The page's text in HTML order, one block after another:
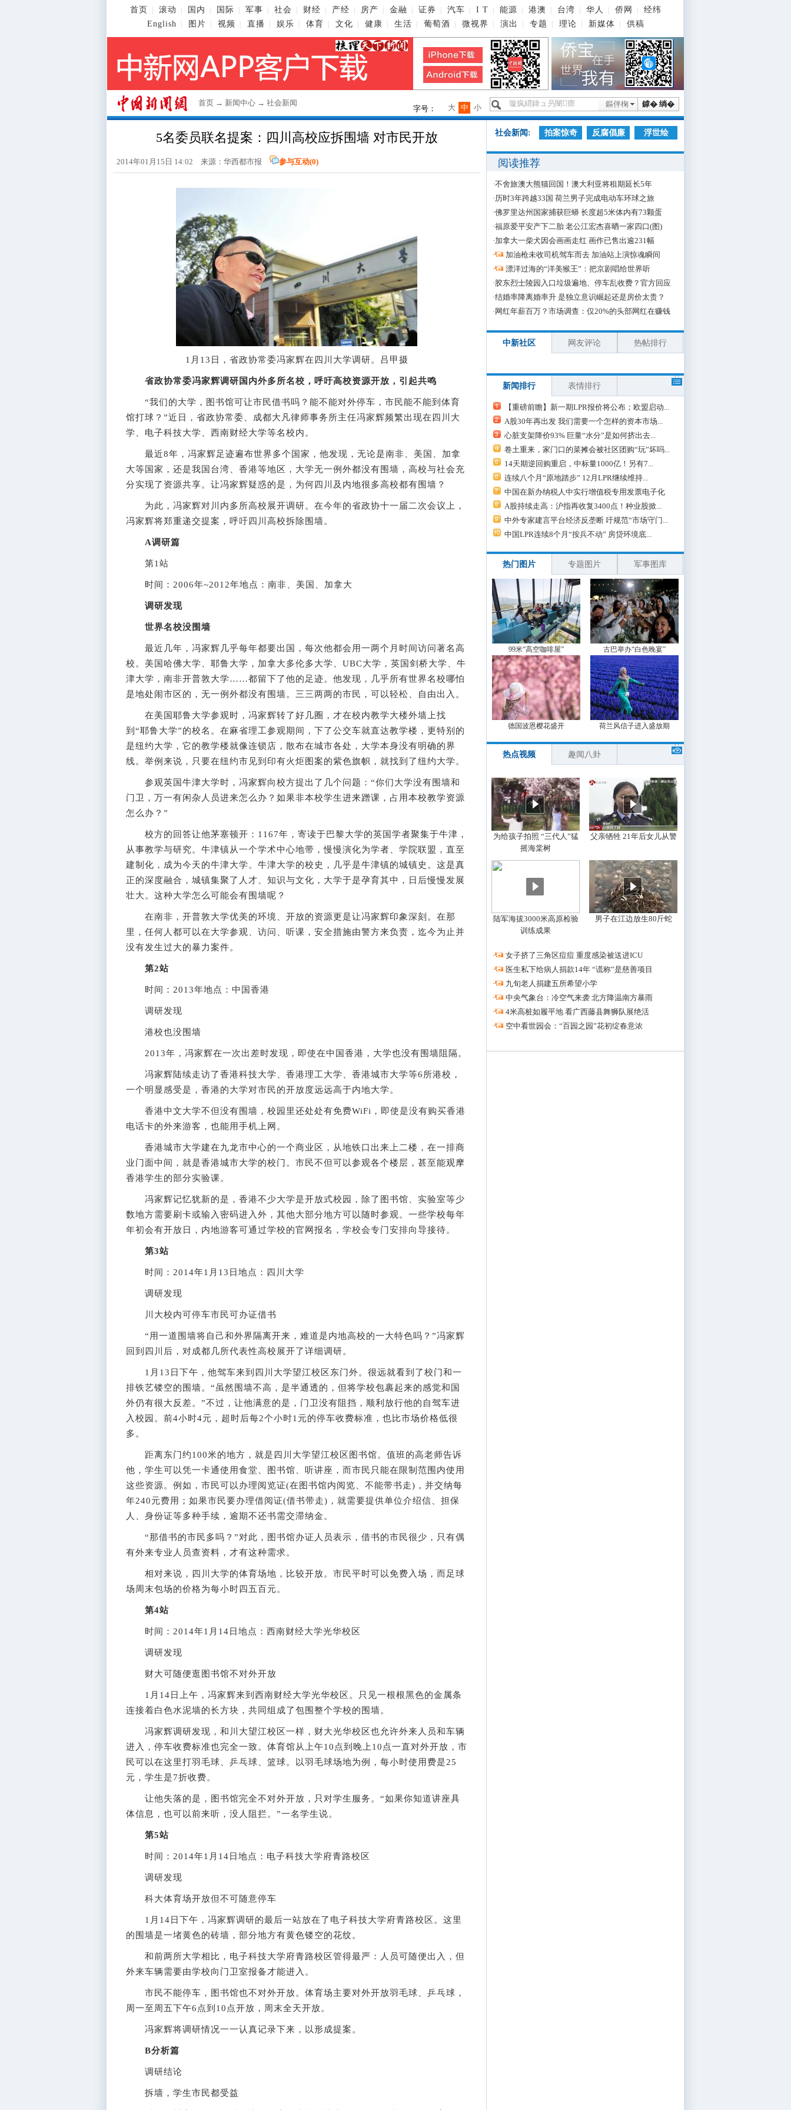
首页 滚动 国内 国际 军事 社会 财经 产经 房产 金融 证券 汽车 I T 能源 港澳 台湾 华人 侨网
经纬
English
图片 视频 直播 娱乐 体育 文化 健康 生活 葡萄酒 微视界 演出 专题 理论 新媒体 供稿
首页 → 新闻中心 → 社会新闻 鎼� 绱�
鏂伴椈
字号： 小
中
大
5名委员联名提案：四川高校应拆围墙 对市民开放
2014年01月15日 14:02 来源：华西都市报 参与互动(0)
1月13日，省政协常委冯家辉在四川大学调研。吕甲摄
省政协常委冯家辉调研国内外多所名校，呼吁高校资源开放，引起共鸣
“我们的大学，图书馆可让市民借书吗？能不能对外停车，市民能不能到体育
馆打球？”近日，省政协常委、成都大凡律师事务所主任冯家辉频繁出现在四川大
学、电子科技大学、西南财经大学等名校内。
最近8年，冯家辉足迹遍布世界多个国家，他发现，无论是南非、美国、加拿
大等国家，还是我国台湾、香港等地区，大学无一例外都没有围墙，高校与社会充
分实现了资源共享。让冯家辉疑惑的是，为何四川及内地很多高校都有围墙？
为此，冯家辉对川内多所高校展开调研。在今年的省政协十一届二次会议上，
冯家辉将郑重递交提案，呼吁四川高校拆除围墙。
A调研篇
第1站
时间：2006年~2012年地点：南非、美国、加拿大
调研发现
世界名校没围墙
最近几年，冯家辉几乎每年都要出国，每次他都会用一两个月时间访问著名高
校。美国哈佛大学、耶鲁大学，加拿大多伦多大学、UBC大学，英国剑桥大学、牛
津大学，南非开普敦大学……都留下了他的足迹。他发现，几乎所有世界名校哪怕
是地处闹市区的，无一例外都没有围墙。三三两两的市民，可以轻松、自由出入。
在美国耶鲁大学参观时，冯家辉转了好几圈，才在校内教学大楼外墙上找
到“耶鲁大学”的校名。在麻省理工参观期间，下了公交车就直达教学楼，更特别的
是纽约大学，它的教学楼就像连锁店，散布在城市各处，大学本身没有明确的界
线。举例来说，只要在纽约市见到印有火炬图案的紫色旗帜，就找到了纽约大学。
参观英国牛津大学时，冯家辉向校方提出了几个问题：“你们大学没有围墙和
门卫，万一有闲杂人员进来怎么办？如果非本校学生进来蹭课，占用本校教学资源
怎么办？”
校方的回答让他茅塞顿开：1167年，寄读于巴黎大学的英国学者聚集于牛津，
从事教学与研究。牛津镇从一个学术中心地带，慢慢演化为学者、学院联盟，直至
建制化，成为今天的牛津大学。牛津大学的校史，几乎是牛津镇的城镇史。这是真
正的深度融合，城镇集聚了人才、知识与文化，大学于是孕育其中，日后慢慢发展
壮大。这种大学怎么可能会有围墙呢？
在南非，开普敦大学优美的环境、开放的资源更是让冯家辉印象深刻。在那
里，任何人都可以在大学参观、访问、听课，安全措施由警方来负责，迄今为止并
没有发生过大的暴力案件。
第2站
时间：2013年地点：中国香港
调研发现
港校也没围墙
2013年，冯家辉在一次出差时发现，即使在中国香港，大学也没有围墙阻隔。
冯家辉陆续走访了香港科技大学、香港理工大学、香港城市大学等6所港校，
一个明显感受是，香港的大学对市民的开放度远远高于内地大学。
香港中文大学不但没有围墙，校园里还处处有免费WiFi，即使是没有购买香港
电话卡的外来游客，也能用手机上网。
香港城市大学建在九龙市中心的一个商业区，从地铁口出来上二楼，在一排商
业门面中间，就是香港城市大学的校门。市民不但可以参观各个楼层，甚至能观摩
香港学生的部分实验课。
冯家辉记忆犹新的是，香港不少大学是开放式校园，除了图书馆、实验室等少
数地方需要刷卡或输入密码进入外，其他大部分地方可以随时参观。一些学校每年
年初会有开放日，内地游客可通过学校的官网报名，学校会专门安排向导接待。
第3站
时间：2014年1月13日地点：四川大学
调研发现
川大校内可停车市民可办证借书
“用一道围墙将自己和外界隔离开来，难道是内地高校的一大特色吗？”冯家辉
回到四川后，对成都几所代表性高校展开了详细调研。
1月13日下午，他驾车来到四川大学望江校区东门外。很远就看到了校门和一
排铁艺镂空的围墙。“虽然围墙不高，是半通透的，但将学校包裹起来的感觉和国
外仍有很大反差。”不过，让他满意的是，门卫没有阻挡，顺利放行他的自驾车进
入校园。前4小时4元，超时后每2个小时1元的停车收费标准，也比市场价格低很
多。
距离东门约100米的地方，就是四川大学望江校区图书馆。值班的高老师告诉
他，学生可以凭一卡通使用食堂、图书馆、听讲座，而市民只能在限制范围内使用
这些资源。例如，市民可以办理阅览证(在图书馆内阅览、不能带书走)，并交纳每
年240元费用；如果市民要办理借阅证(借书带走)，就需要提供单位介绍信、担保
人、身份证等多种手续，逾期不还书需交滞纳金。
“那借书的市民多吗？”对此，图书馆办证人员表示，借书的市民很少，只有偶
有外来专业人员查资料，才有这种需求。
相对来说，四川大学的体育场地，比较开放。市民平时可以免费入场，而足球
场周末包场的价格为每小时四五百元。
第4站
时间：2014年1月14日地点：西南财经大学光华校区
调研发现
财大可随便逛图书馆不对外开放
1月14日上午，冯家辉来到西南财经大学光华校区。只见一根根黑色的金属条
连接着白色水泥墙的长方块，共同组成了包围整个学校的围墙。
冯家辉调研发现，和川大望江校区一样，财大光华校区也允许外来人员和车辆
进入，停车收费标准也完全一致。体育馆从上午10点到晚上10点一直对外开放，市
民可以在这里打羽毛球、乒乓球、篮球。以羽毛球场地为例，每小时使用费是25
元，学生是7折收费。
让他失落的是，图书馆完全不对外开放，只对学生服务。“如果你知道讲座具
体信息，也可以前来听，没人阻拦。”一名学生说。
第5站
时间：2014年1月14日地点：电子科技大学府青路校区
调研发现
科大体育场开放但不可随意停车
1月14日下午，冯家辉调研的最后一站放在了电子科技大学府青路校区。这里
的围墙是一堵黄色的砖墙，部分地方有黄色镂空的花纹。
和前两所大学相比，电子科技大学府青路校区管得最严：人员可随便出入，但
外来车辆需要由学校向门卫室报备才能进入。
市民不能停车，图书馆也不对外开放。体育场主要对外开放羽毛球、乒乓球，
周一至周五下午6点到10点开放，周末全天开放。
冯家辉将调研情况一一认真记录下来，以形成提案。
B分析篇
调研结论
拆墙，学生市民都受益
社会新闻: 拍案惊奇 反腐倡廉 浮世绘
阅读推荐
·不舍旅澳大熊猫回国！澳大利亚将租期延长5年
·历时3年跨越33国 荷兰男子完成电动车环球之旅
·佛罗里达州国家捕获巨蟒 长度超5米体内有73颗蛋
·福原爱平安产下二胎 老公江宏杰喜晒一家四口(图)
·加拿大一柴犬因会画画走红 画作已售出逾231幅
·
加油枪未收司机驾车而去 加油站上演惊魂瞬间
·
漂洋过海的“洋美猴王”：把京剧唱给世界听
·胶东烈士陵园入口垃圾遍地、停车乱收费？官方回应
·结婚率降离婚率升 是独立意识崛起还是房价太贵？
· 网红年薪百万？市场调查：仅20%的头部网红在赚钱
中新社区 网友评论 热帖排行
新闻排行 表情排行
【重磅前瞻】新一期LPR报价将公布；欧盟启动...
A股30年再出发 我们需要一个怎样的资本市场...
心脏支架降价93% 巨量“水分”是如何挤出去...
卷土重来，家门口的菜摊会被社区团购“玩”坏吗...
14天期逆回购重启，中标量1000亿！另有7...
连续八个月“原地踏步” 12月LPR继续维持...
中国在新办纳税人中实行增值税专用发票电子化
A股持续走高：沪指再收复3400点！种业股掀...
中外专家建言平台经济反垄断 吁规范“市场守门...
中国LPR连续8个月“按兵不动” 房贷环境底...
热门图片 专题图片 军事图库
99米“高空咖啡屋” 古巴举办“白色晚宴”
德国波恩樱花盛开 荷兰风信子进入盛放期
热点视频 趣闻八卦
为给孩子拍照 “三代人”猛
摇海棠树
父亲牺牲 21年后女儿从警
陆军海拔3000米高原检验
训练成果
男子在江边放生80斤蛇
·
女子挤了三角区痘痘 重度感染被送进ICU
·
医生私下给病人捐款14年 “谎称”是慈善项目
·
九旬老人捐建五所希望小学
·
中央气象台：冷空气来袭 北方降温南方暴雨
·
4米高桩如履平地 看广西藤县舞狮队展绝活
·
空中看世园会：“百园之园”花初绽春意浓